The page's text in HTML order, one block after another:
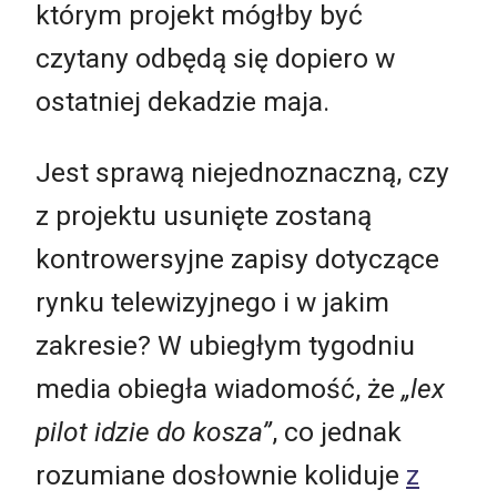
którym projekt mógłby być
czytany odbędą się dopiero w
ostatniej dekadzie maja.
Jest sprawą niejednoznaczną, czy
z projektu usunięte zostaną
kontrowersyjne zapisy dotyczące
rynku telewizyjnego i w jakim
zakresie? W ubiegłym tygodniu
media obiegła wiadomość, że „lex
pilot idzie do kosza”, co jednak
rozumiane dosłownie koliduje z